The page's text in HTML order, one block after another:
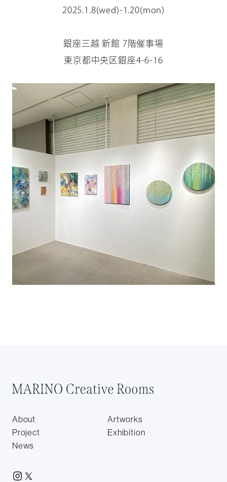
2025.1.8(wed)-1.20(mon)
銀座三越 新館 7階催事場
東京都中央区銀座4-6-16
About
Artworks
Project
Exhibition
News